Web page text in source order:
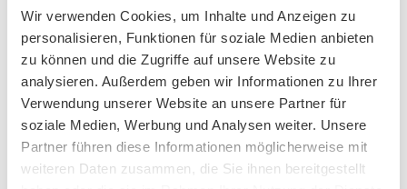
Wir verwenden Cookies, um Inhalte und Anzeigen zu
personalisieren, Funktionen für soziale Medien anbieten
zu können und die Zugriffe auf unsere Website zu
analysieren. Außerdem geben wir Informationen zu Ihrer
Verwendung unserer Website an unsere Partner für
soziale Medien, Werbung und Analysen weiter. Unsere
Partner führen diese Informationen möglicherweise mit
weiteren Daten zusammen, die Sie ihnen bereitgestellt
ihre Macht nutzen, um nachhaltige Innovationen und
Prozesse voranzutreiben.
Unverantwortliche Umweltpraktiken haben
langfristig schwerwiegende Folgen für Ökosysteme,
wirken sich jedoch auch unmittelbar auf die
Gesundheit der Menschen aus.
Umweltverschmutzung und Lärm können das
Wohlbefinden der Beschäftigten und der
angrenzenden Gemeinden beeinträchtigen.